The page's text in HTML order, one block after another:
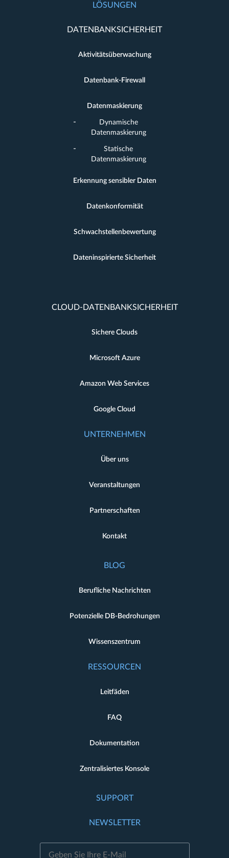
LÖSUNGEN
DATENBANKSICHERHEIT
Aktivitätsüberwachung
Datenbank-Firewall
Datenmaskierung
Dynamische
Datenmaskierung
Statische
Datenmaskierung
Erkennung sensibler Daten
Datenkonformität
Schwachstellenbewertung
Dateninspirierte Sicherheit
CLOUD-DATENBANKSICHERHEIT
Sichere Clouds
Microsoft Azure
Amazon Web Services
Google Cloud
UNTERNEHMEN
Über uns
Veranstaltungen
Partnerschaften
Kontakt
BLOG
Berufliche Nachrichten
Potenzielle DB-Bedrohungen
Wissenszentrum
RESSOURCEN
Leitfäden
FAQ
Dokumentation
Zentralisiertes Konsole
SUPPORT
NEWSLETTER